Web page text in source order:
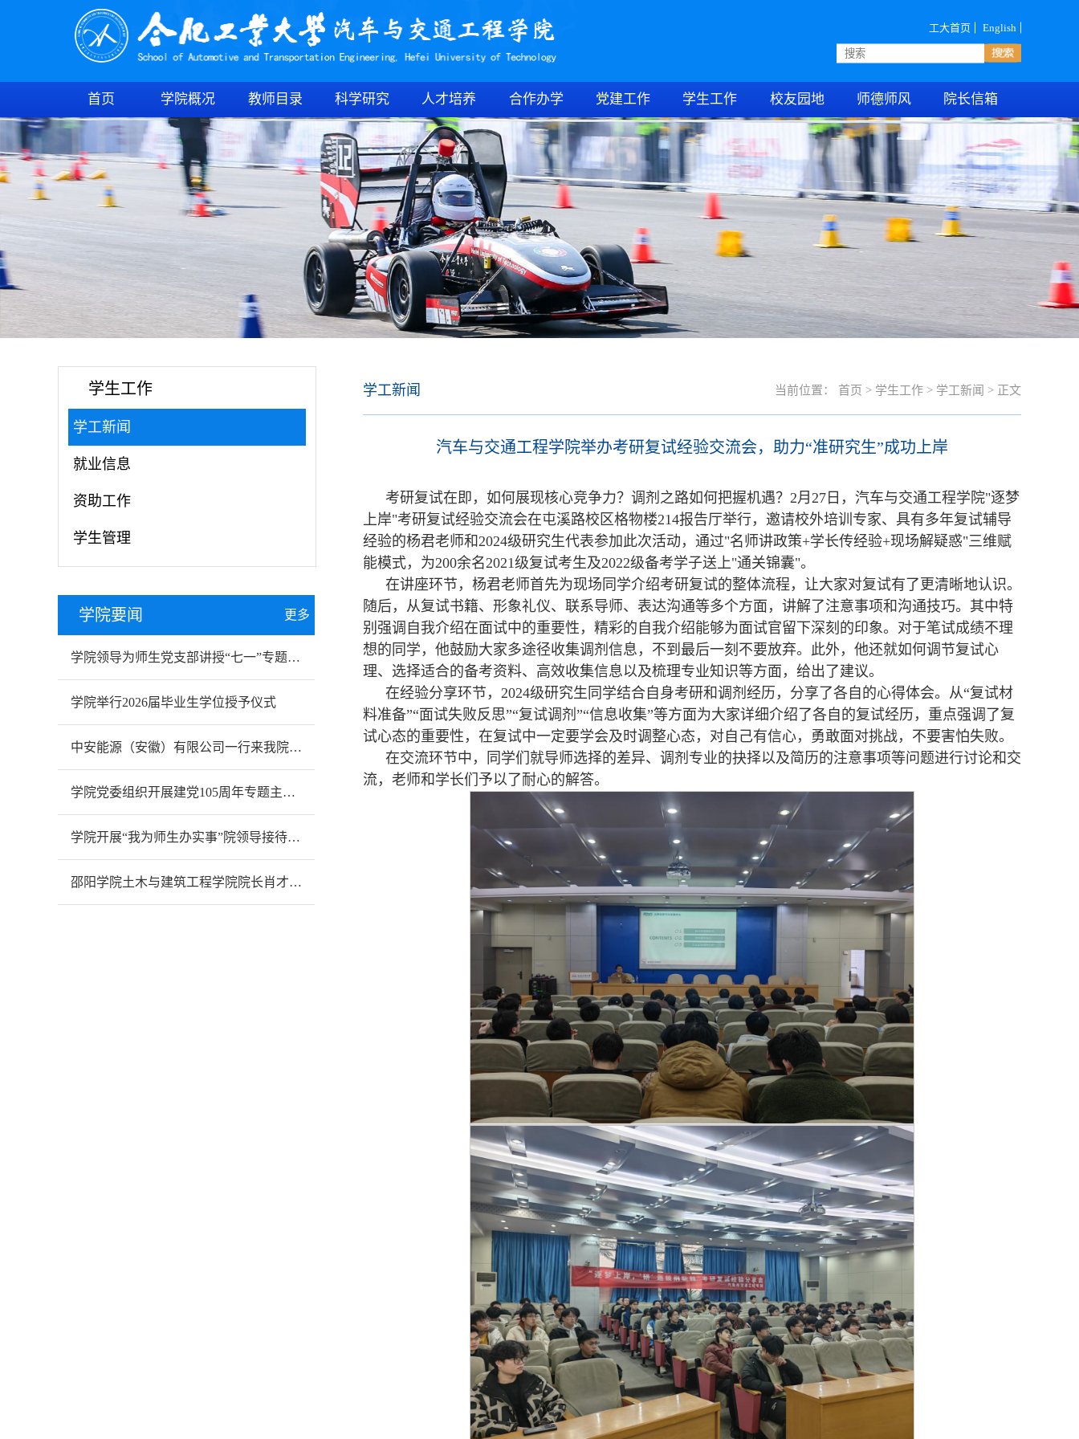
工大首页 English
首页 学院概况 教师目录 科学研究 人才培养 合作办学 党建工作 学生工作 校友园地 师德师风 院长信箱
学生工作
学工新闻
就业信息
资助工作
学生管理
学院要闻 更多
学院领导为师生党支部讲授“七一”专题党课
学院举行2026届毕业生学位授予仪式
中安能源（安徽）有限公司一行来我院开展合作交流
学院党委组织开展建党105周年专题主题党日活动
学院开展“我为师生办实事”院领导接待日活动
‌邵阳学院土木与建筑工程学院院长肖才远一行来我院交流智慧交通专业建设
学工新闻 当前位置： 首页 > 学生工作 > 学工新闻 > 正文
汽车与交通工程学院举办考研复试经验交流会，助力“准研究生”成功上岸
考研复试在即，如何展现核心竞争力？调剂之路如何把握机遇？2月27日，汽车与交通工程学院"逐梦
上岸"考研复试经验交流会在屯溪路校区格物楼214报告厅举行，邀请校外培训专家、具有多年复试辅导
经验的杨君老师和2024级研究生代表参加此次活动，通过"名师讲政策+学长传经验+现场解疑惑"三维赋
能模式，为200余名2021级复试考生及2022级备考学子送上"通关锦囊"。
在讲座环节，杨君老师首先为现场同学介绍考研复试的整体流程，让大家对复试有了更清晰地认识。
随后，从复试书籍、形象礼仪、联系导师、表达沟通等多个方面，讲解了注意事项和沟通技巧。其中特
别强调自我介绍在面试中的重要性，精彩的自我介绍能够为面试官留下深刻的印象。对于笔试成绩不理
想的同学，他鼓励大家多途径收集调剂信息，不到最后一刻不要放弃。此外，他还就如何调节复试心
理、选择适合的备考资料、高效收集信息以及梳理专业知识等方面，给出了建议。
在经验分享环节，2024级研究生同学结合自身考研和调剂经历，分享了各自的心得体会。从“复试材
料准备”“面试失败反思”“复试调剂”“信息收集”等方面为大家详细介绍了各自的复试经历，重点强调了复
试心态的重要性，在复试中一定要学会及时调整心态，对自己有信心，勇敢面对挑战，不要害怕失败。
在交流环节中，同学们就导师选择的差异、调剂专业的抉择以及简历的注意事项等问题进行讨论和交
流，老师和学长们予以了耐心的解答。